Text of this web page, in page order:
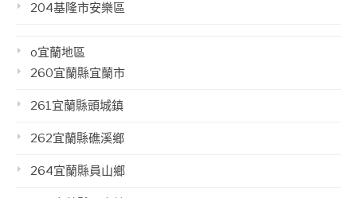
204基隆市安樂區
o宜蘭地區
260宜蘭縣宜蘭市
261宜蘭縣頭城鎮
262宜蘭縣礁溪鄉
264宜蘭縣員山鄉